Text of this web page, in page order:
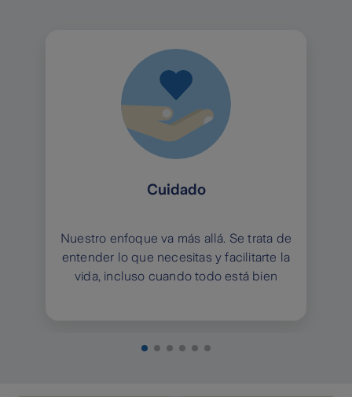
Cuidado
Nuestro enfoque va más allá. Se trata de
entender lo que necesitas y facilitarte la
vida, incluso cuando todo está bien